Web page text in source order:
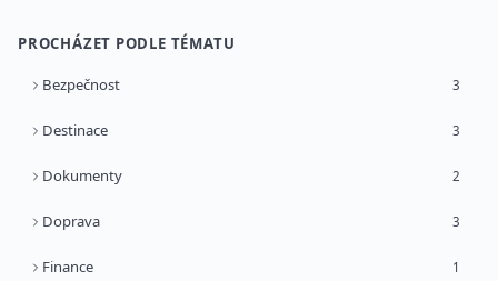
PROCHÁZET PODLE TÉMATU
Bezpečnost 3
Destinace 3
Dokumenty 2
Doprava 3
Finance 1